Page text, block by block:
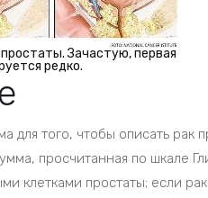
Зачастую, первая
редко.
для того, чтобы описать
просчитанная по шкале
клетками простаты; если